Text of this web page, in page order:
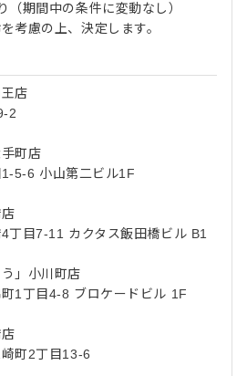
期間中の条件に変動なし）
考慮の上、決定します。
店
2
町店
5-6 小山第二ビル1F
丁目7-11 カクタス飯田橋ビル B1
」小川町店
1丁目4-8 ブロケードビル 1F
町2丁目13-6